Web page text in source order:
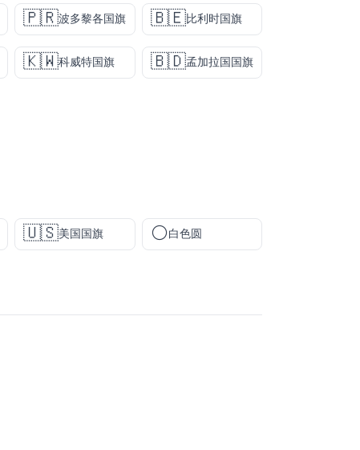
🇵🇷波多黎各国旗 🇧🇪比利时国旗
🇰🇼科威特国旗 🇧🇩孟加拉国国旗
🇺🇸美国国旗 ⚪白色圆